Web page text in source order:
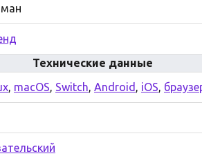
Технические данные
, macOS, Switch, Android , iOS,